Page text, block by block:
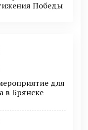
Победы
для
в Брянске